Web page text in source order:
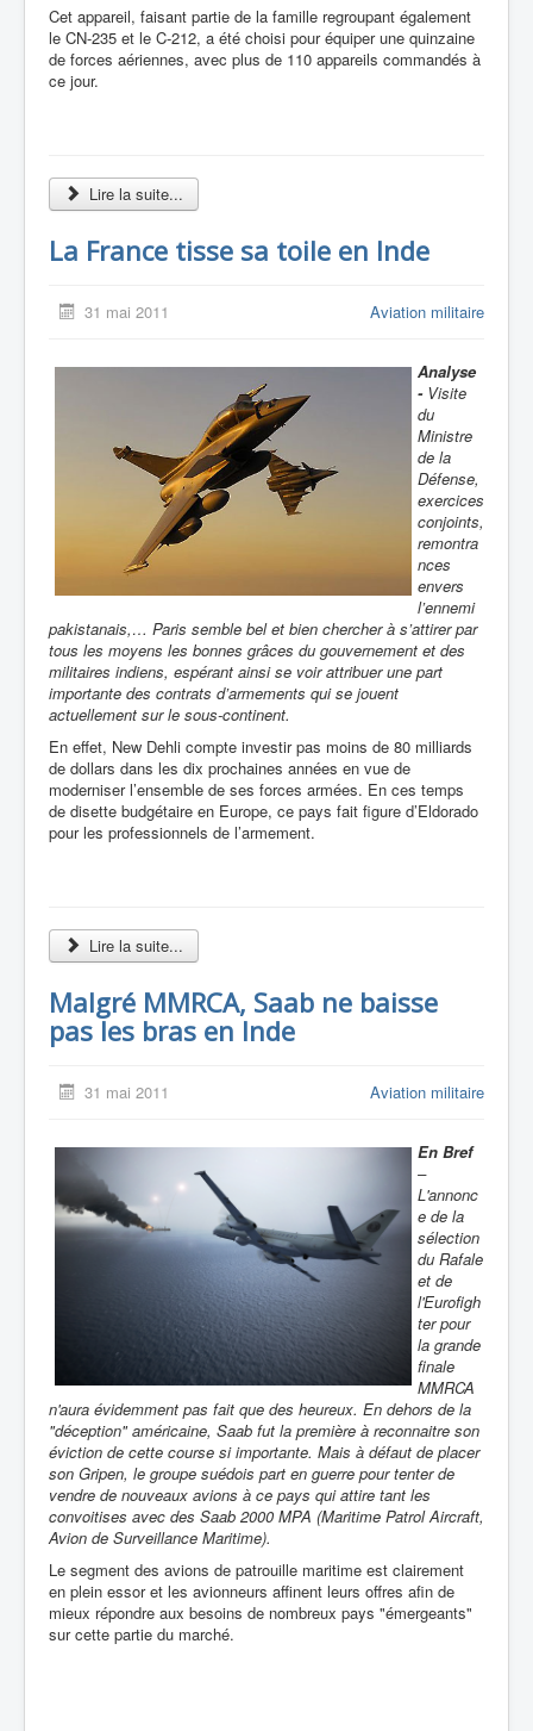
Cet appareil, faisant partie de la famille regroupant également
le CN-235 et le C-212, a été choisi pour équiper une quinzaine
de forces aériennes, avec plus de 110 appareils commandés à
ce jour.
Lire la suite...
La France tisse sa toile en Inde
31 mai 2011 Aviation militaire
Analyse
- Visite
du
Ministre
de la
Défense,
exercices
conjoints,
remontra
nces
envers
l’ennemi
pakistanais,… Paris semble bel et bien chercher à s’attirer par
tous les moyens les bonnes grâces du gouvernement et des
militaires indiens, espérant ainsi se voir attribuer une part
importante des contrats d’armements qui se jouent
actuellement sur le sous-continent.
En effet, New Dehli compte investir pas moins de 80 milliards
de dollars dans les dix prochaines années en vue de
moderniser l’ensemble de ses forces armées. En ces temps
de disette budgétaire en Europe, ce pays fait figure d’Eldorado
pour les professionnels de l’armement.
Lire la suite...
Malgré MMRCA, Saab ne baisse
pas les bras en Inde
31 mai 2011 Aviation militaire
En Bref
–
L'annonc
e de la
sélection
du Rafale
et de
l'Eurofigh
ter pour
la grande
finale
MMRCA
n'aura évidemment pas fait que des heureux. En dehors de la
"déception" américaine, Saab fut la première à reconnaitre son
éviction de cette course si importante. Mais à défaut de placer
son Gripen, le groupe suédois part en guerre pour tenter de
vendre de nouveaux avions à ce pays qui attire tant les
convoitises avec des Saab 2000 MPA (Maritime Patrol Aircraft,
Avion de Surveillance Maritime).
Le segment des avions de patrouille maritime est clairement
en plein essor et les avionneurs affinent leurs offres afin de
mieux répondre aux besoins de nombreux pays "émergeants"
sur cette partie du marché.